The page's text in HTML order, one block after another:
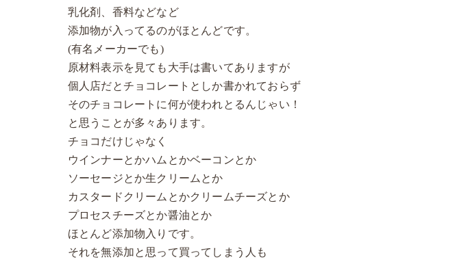
乳化剤、香料などなど
添加物が入ってるのがほとんどです。
(有名メーカーでも)
原材料表示を見ても大手は書いてありますが
個人店だとチョコレートとしか書かれておらず
そのチョコレートに何が使われとるんじゃい！
と思うことが多々あります。
チョコだけじゃなく
ウインナーとかハムとかベーコンとか
ソーセージとか生クリームとか
カスタードクリームとかクリームチーズとか
プロセスチーズとか醤油とか
ほとんど添加物入りです。
それを無添加と思って買ってしまう人も